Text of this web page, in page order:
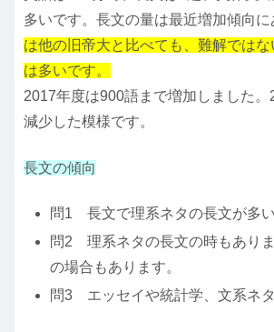
多いです。長文の量は最近増加傾向に
は他の旧帝大と比べても、難解では
は多いです。
2017年度は900語まで増加しました
減少した模様です。
長文の傾向
問1 長文で理系ネタの長文が多い
問2 理系ネタの長文の時もあり
の場合もあります。
問3 エッセイや統計学、文系ネタ